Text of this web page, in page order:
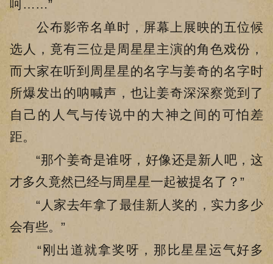
呵……”
公布影帝名单时，屏幕上展映的五位候
选人，竟有三位是周星星主演的角色戏份，
而大家在听到周星星的名字与姜奇的名字时
所爆发出的呐喊声，也让姜奇深深察觉到了
自己的人气与传说中的大神之间的可怕差
距。
“那个姜奇是谁呀，好像还是新人吧，这
才多久竟然已经与周星星一起被提名了？”
“人家去年拿了最佳新人奖的，实力多少
会有些。”
“刚出道就拿奖呀，那比星星运气好多